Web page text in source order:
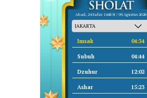
Ahad, 24 Safar 1448 H / 09 Agustus 2026
Imsak 04:34
Subuh 04:44
Dzuhur 12:02
Ashar 15:23